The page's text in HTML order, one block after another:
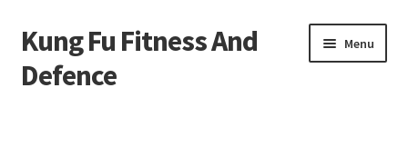
Skip
to
navigation
Skip
to
content
Kung Fu Fitness And
Defence
Menu